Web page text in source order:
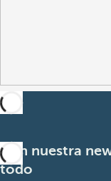
Con nuestra
todo